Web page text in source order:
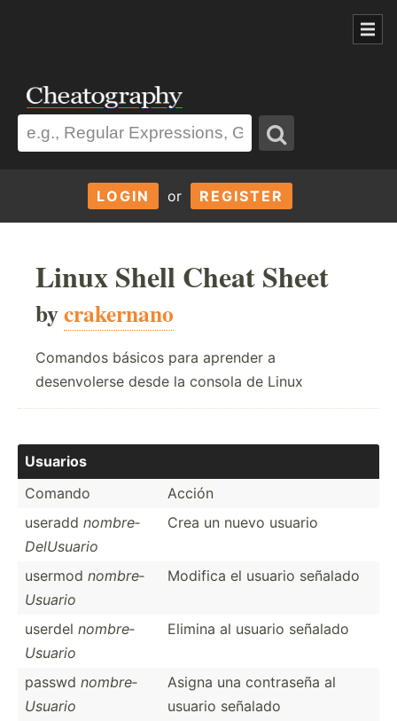
LOGIN or REGISTER
Linux Shell Cheat Sheet
bycrakernano
Comandos básicos para aprender a
desenvolerse desde la consola de Linux
Usuarios
Comando
Acción
useradd nombre­
Del­Usuario
Crea un nuevo usuario
usermod nombre­
Usuario
Modifica el usuario señalado
userdel nombre­
Usuario
Elimina al usuario señalado
passwd nombre­
Usuario
Asigna una contraseña al
usuario señalado